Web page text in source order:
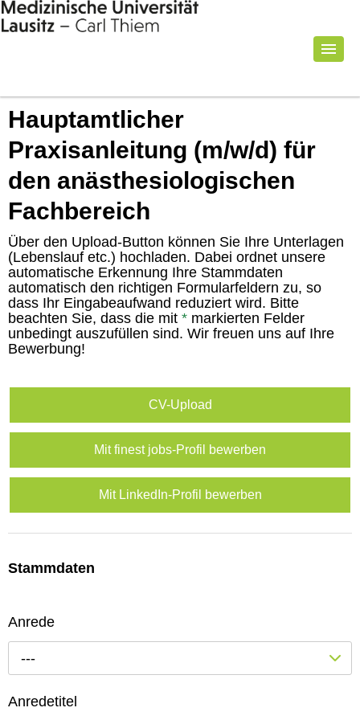
Hauptamtlicher
Praxisanleitung (m/w/d) für
den anästhesiologischen
Fachbereich
Über den Upload-Button können Sie Ihre Unterlagen
(Lebenslauf etc.) hochladen. Dabei ordnet unsere
automatische Erkennung Ihre Stammdaten
automatisch den richtigen Formularfeldern zu, so
dass Ihr Eingabeaufwand reduziert wird. Bitte
beachten Sie, dass die mit * markierten Felder
unbedingt auszufüllen sind. Wir freuen uns auf Ihre
Bewerbung!
CV-Upload
Mit finest jobs-Profil bewerben
Mit LinkedIn-Profil bewerben
Stammdaten
Anrede
---
Anredetitel